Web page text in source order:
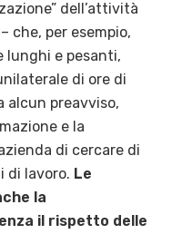
dell’attività
che, per esempio,
lunghi e pesanti,
di ore di
alcun preavviso,
e la
di cercare di
di lavoro. Le
la
il rispetto delle